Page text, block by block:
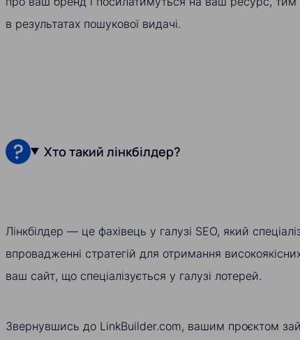
в результатах пошукової видачі.
Хто такий лінкбілдер?
Лінкбілдер — це фахівець у галузі SEO, який
впровадженні стратегій для отримання
ваш сайт, що спеціалізується у галузі лотерей.
Звернувшись до LinkBuilder.com, вашим проєктом